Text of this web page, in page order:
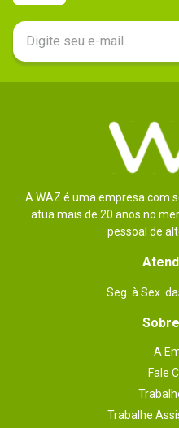
A WAZ é uma empresa com
atua mais de 20 anos no
pessoal de
Seg. à Sex.
A
Fale
Trabalhe